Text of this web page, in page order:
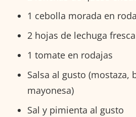
1 cebolla morada en
2 hojas de lechuga fresca
1 tomate en rodajas
Salsa al gusto (mostaza,
mayonesa)
Sal y pimienta al gusto